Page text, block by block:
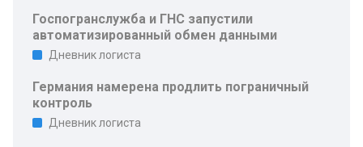
Госпогранслужба и ГНС запустили
автоматизированный обмен данными
Дневник логиста
Германия намерена продлить пограничный
контроль
Дневник логиста